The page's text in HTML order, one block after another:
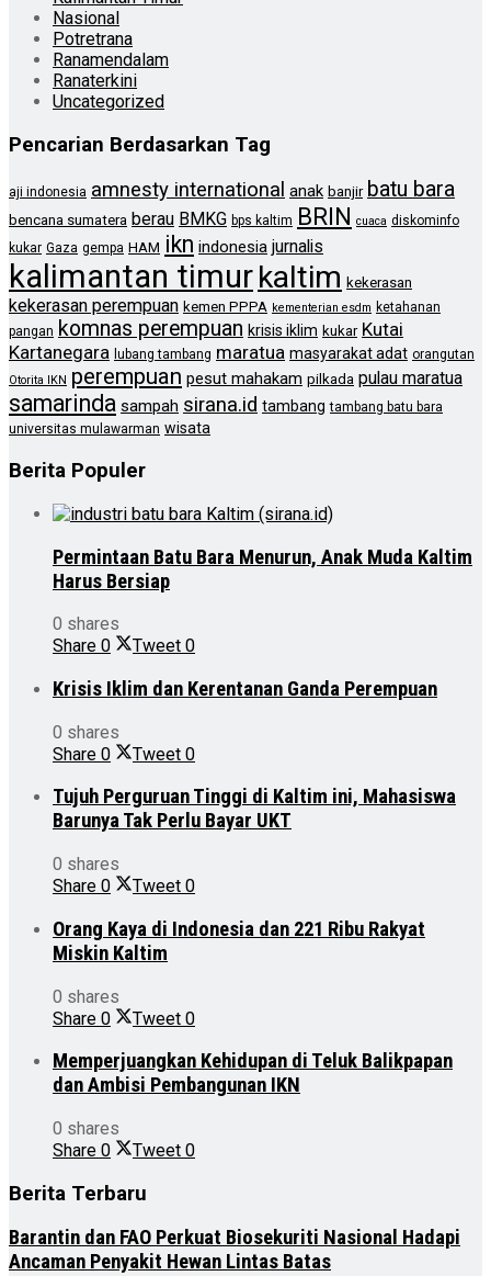
Nasional
Potretrana
Ranamendalam
Ranaterkini
Uncategorized
Pencarian Berdasarkan Tag
aji indonesia amnesty international anak banjir batu bara
bencana sumatera berau BMKG bps kaltim BRIN cuaca diskominfo
kukar Gaza gempa HAM ikn indonesia jurnalis
kalimantan timurkaltim kekerasan
kekerasan perempuan kemen PPPA kementerian esdm ketahanan
pangan komnas perempuan krisis iklim kukar Kutai
Kartanegara lubang tambang maratua masyarakat adat orangutan
Otorita IKN perempuan pesut mahakam pilkada pulau maratua
samarinda sampah sirana.id tambang tambang batu bara
universitas mulawarman wisata
Berita Populer
Permintaan Batu Bara Menurun, Anak Muda Kaltim
Harus Bersiap
0 shares
Share 0 Tweet 0
Krisis Iklim dan Kerentanan Ganda Perempuan
0 shares
Share 0 Tweet 0
Tujuh Perguruan Tinggi di Kaltim ini, Mahasiswa
Barunya Tak Perlu Bayar UKT
0 shares
Share 0 Tweet 0
Orang Kaya di Indonesia dan 221 Ribu Rakyat
Miskin Kaltim
0 shares
Share 0 Tweet 0
Memperjuangkan Kehidupan di Teluk Balikpapan
dan Ambisi Pembangunan IKN
0 shares
Share 0 Tweet 0
Berita Terbaru
Barantin dan FAO Perkuat Biosekuriti Nasional Hadapi
Ancaman Penyakit Hewan Lintas Batas